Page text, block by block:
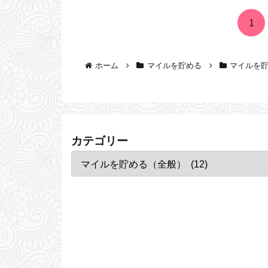
1
ホーム マイルを貯める マイルを
カテゴリー